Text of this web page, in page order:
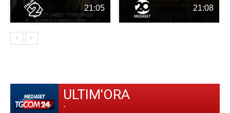
21:05 21:08
ULTIM'ORA
-